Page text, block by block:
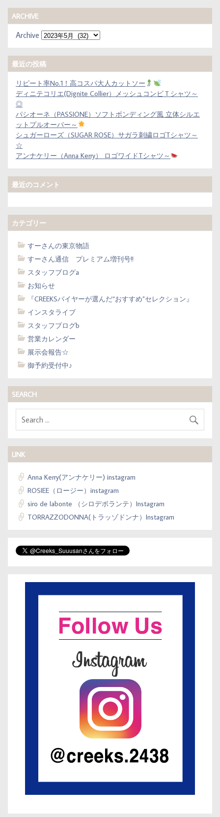
ARCHIVE
Archive
最近の投稿
リピート率No.1！高コスパ大人カットソー
ディニテコリエ(Dignite Collier）メッシュコンビＴシャツ～
◎
パシオーネ（PASSIONE）ソフトボンディング風 立体シルエ
ットプルオーバー～
シュガーローズ（SUGAR ROSE）サガラ刺繍ロゴTシャツ～
☆
アンナケリー（Anna Kerry） ロゴワイドTシャツ～
最近のコメント
カテゴリー
すーさんの東京物語
すーさん通信 プレミアム増刊号!!
スタッフブログa
お知らせ
『CREEKSバイヤーが選んだ“おすすめ”セレクション』
インスタライブ
スタッフブログb
営業カレンダー
展示会報告☆
御予約受付中♪
SEARCH
LINK
Anna Kerry(アンナケリー) instagram
ROSIEE（ロージー）instagram
siro de labonte （シロデボランテ）Instagram
TORRAZZODONNA(トラッゾドンナ）Instagram